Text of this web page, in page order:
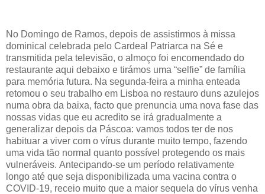
No Domingo de Ramos, depois de assistirmos à missa
dominical celebrada pelo Cardeal Patriarca na Sé e
transmitida pela televisão, o almoço foi encomendado do
restaurante aqui debaixo e tirámos uma “selfie” de família
para memória futura. Na segunda-feira a minha enteada
retomou o seu trabalho em Lisboa no restauro duns azulejos
numa obra da baixa, facto que prenuncia uma nova fase das
nossas vidas que eu acredito se irá gradualmente a
generalizar depois da Páscoa: vamos todos ter de nos
habituar a viver com o vírus durante muito tempo, fazendo
uma vida tão normal quanto possível protegendo os mais
vulneráveis. Antecipando-se um período relativamente
longo até que seja disponibilizada uma vacina contra o
COVID-19, receio muito que a maior sequela do vírus venha